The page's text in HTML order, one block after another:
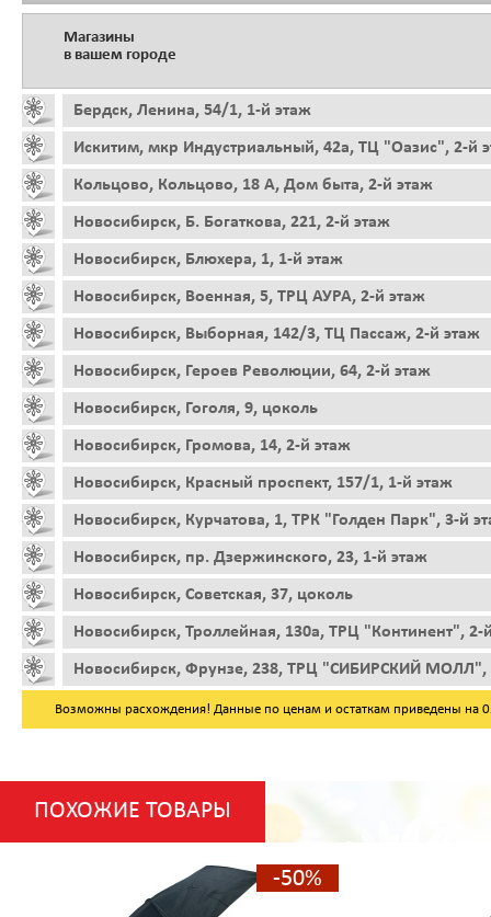
Магазины
в вашем городе
Бердск, Ленина, 54/1, 1-й этаж
Искитим, мкр Индустриальный, 42а, ТЦ "Оазис", 2-й
Кольцово, Кольцово, 18 А, Дом быта, 2-й этаж
Новосибирск, Б. Богаткова, 221, 2-й этаж
Новосибирск, Блюхера, 1, 1-й этаж
Новосибирск, Военная, 5, ТРЦ АУРА, 2-й этаж
Новосибирск, Выборная, 142/3, ТЦ Пассаж, 2-й этаж
Новосибирск, Героев Революции, 64, 2-й этаж
Новосибирск, Гоголя, 9, цоколь
Новосибирск, Громова, 14, 2-й этаж
Новосибирск, Красный проспект, 157/1, 1-й этаж
Новосибирск, Курчатова, 1, ТРК "Голден Парк", 3-й
Новосибирск, пр. Дзержинского, 23, 1-й этаж
Новосибирск, Советская, 37, цоколь
Новосибирск, Троллейная, 130а, ТРЦ "Континент", 2-
Новосибирск, Фрунзе, 238, ТРЦ "СИБИРСКИЙ МОЛЛ",
Возможны расхождения! Данные по ценам и остаткам приведены на
ПОХОЖИЕ ТОВАРЫ
-50%